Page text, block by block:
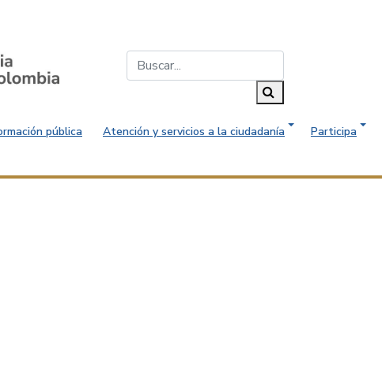
pública Atención y servicios a la ciudadanía Participa